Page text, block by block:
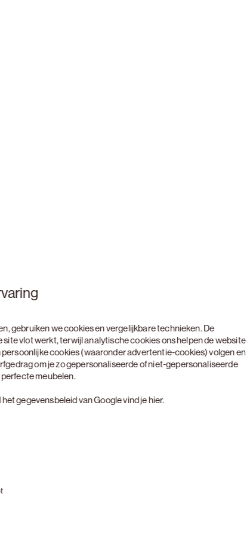
gebruiken we cookies en vergelijkbare technieken. De
vlot werkt, terwijl analytische cookies ons helpen de website
cookies (waaronder advertentie-cookies) volgen en
om je zo gepersonaliseerde of niet-gepersonaliseerde
perfecte meubelen.
het gegevensbeleid van Google vind jehier.